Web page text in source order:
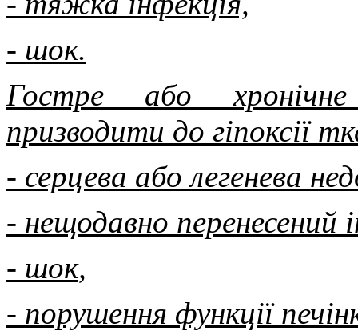
- шок.
Гостре або
призводити до гіпоксії
- серцева або легенева
- нещодавно перенесений
- шок,
- порушення функції